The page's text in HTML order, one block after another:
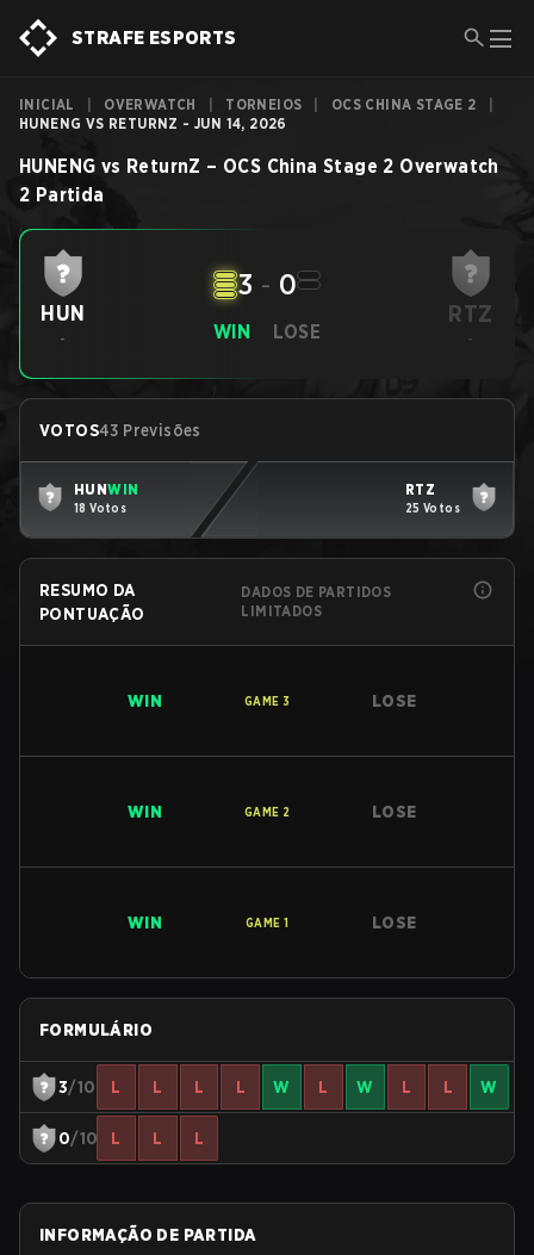
STRAFE ESPORTS
INICIAL OVERWATCH TORNEIOS OCS CHINA STAGE 2
HUNENG VS RETURNZ - JUN 14, 2026
HUNENG vs ReturnZ – OCS China Stage 2 Overwatch
2 Partida
HUN
- WIN
3 - 0
LOSE
RTZ
-
VOTOS43 Previsões
HUNWIN
18 Votos
RTZ
25 Votos
RESUMO DA
PONTUAÇÃO
DADOS DE PARTIDOS
LIMITADOS
WIN GAME 3 LOSE
WIN GAME 2 LOSE
WIN GAME 1 LOSE
FORMULÁRIO
3/10 L L L L W L W L L W
0/10 L L L
INFORMAÇÃO DE PARTIDA